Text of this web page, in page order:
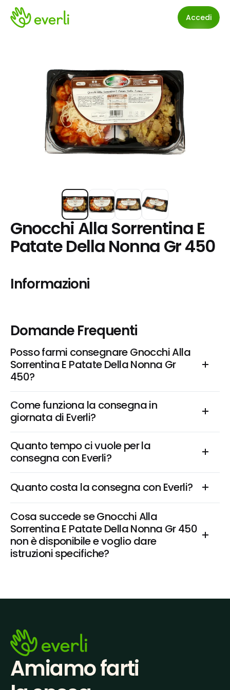
Accedi
Gnocchi Alla Sorrentina E
Patate Della Nonna Gr 450
Informazioni
Domande Frequenti
Posso farmi consegnare Gnocchi Alla
Sorrentina E Patate Della Nonna Gr
450?
Come funziona la consegna in
giornata di Everli?
Quanto tempo ci vuole per la
consegna con Everli?
Quanto costa la consegna con Everli?
Cosa succede se Gnocchi Alla
Sorrentina E Patate Della Nonna Gr 450
non è disponibile e voglio dare
istruzioni specifiche?
Amiamo farti